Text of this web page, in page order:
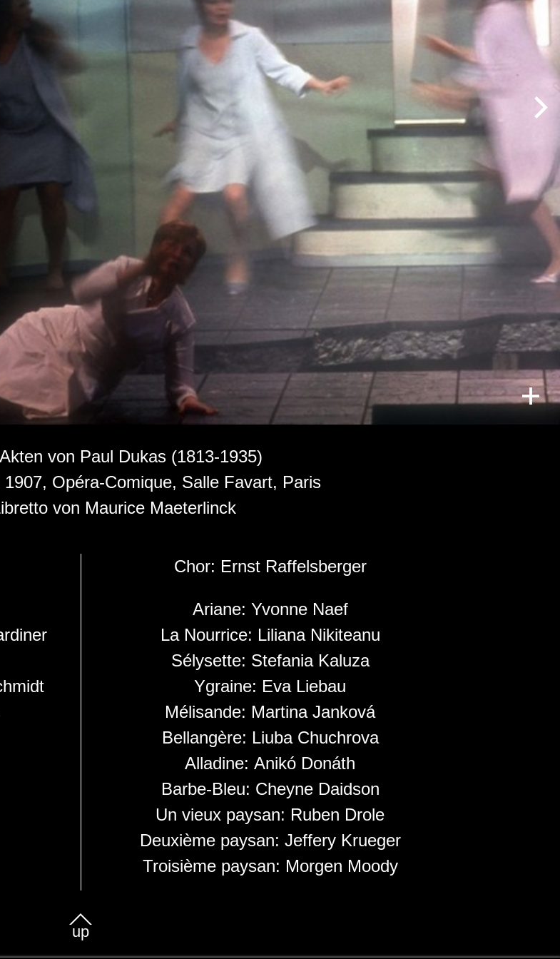
von Paul Dukas (1813-1935)
Opéra-Comique, Salle Favart, Paris
von Maurice Maeterlinck
Chor: Ernst Raffelsberger
Ariane: Yvonne Naef
La Nourrice: Liliana Nikiteanu
Sélysette: Stefania Kaluza
Ygraine: Eva Liebau
Mélisande: Martina Janková
Bellangère: Liuba Chuchrova
Alladine: Anikó Donáth
Barbe-Bleu: Cheyne Daidson
Un vieux paysan: Ruben Drole
Deuxième paysan: Jeffery Krueger
Troisième paysan: Morgen Moody
up